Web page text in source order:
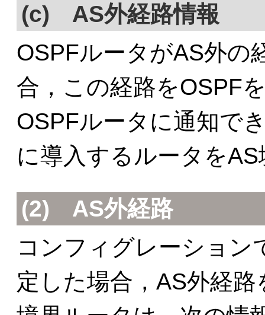
(c) AS外経路情報
OSPFルータがAS外の
合，この経路をOSPF
OSPFルータに通知で
に導入するルータを
(2) AS外経路
コンフィグレーション
定した場合，AS外経